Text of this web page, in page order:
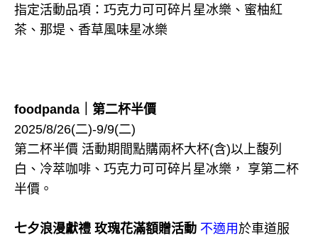
指定活動品項：巧克力可可碎片星冰樂、蜜柚紅
茶、那堤、香草風味星冰樂
foodpanda｜第二杯半價
2025/8/26(二)-9/9(二)
第二杯半價 活動期間點購兩杯大杯(含)以上馥列
白、冷萃咖啡、巧克力可可碎片星冰樂， 享第二杯
半價。
七夕浪漫獻禮 玫瑰花滿額贈活動 不適用於車道服